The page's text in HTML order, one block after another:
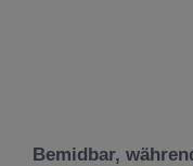
Bemidbar,